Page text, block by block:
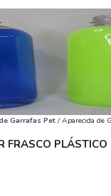
Garrafas Pet / Aparecida de
FRASCO PLÁSTICO